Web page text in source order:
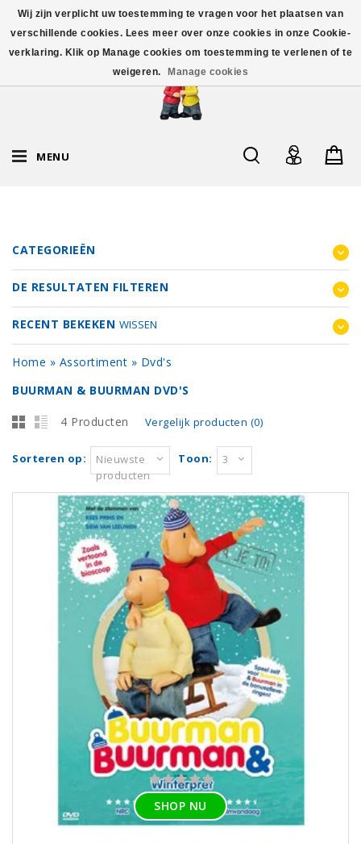
MENU
CATEGORIEËN
DE RESULTATEN FILTEREN
RECENT BEKEKEN WISSEN
Home » Assortiment » Dvd's
BUURMAN & BUURMAN DVD'S
4 Producten Vergelijk producten (0)
Sorteren op:
Nieuwste
producten
Toon: 3
SHOP NU
Wij zijn verplicht uw toestemming te vragen voor het plaatsen van
verschillende cookies. Lees meer over onze cookies in onze Cookie-
verklaring. Klik op Manage cookies om toestemming te verlenen of te
weigeren.
Manage cookies